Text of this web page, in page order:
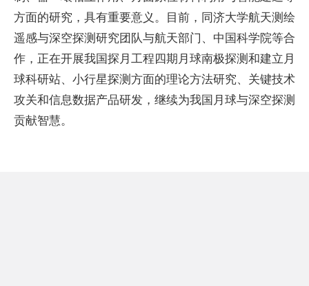
方面的研究，具有重要意义。目前，同济大学航天测绘
遥感与深空探测研究团队与航天部门、中国科学院等合
作，正在开展我国探月工程四期月球南极探测和建立月
球科研站、小行星探测方面的理论方法研究、关键技术
攻关和信息数据产品研发，继续为我国月球与深空探测
贡献智慧。